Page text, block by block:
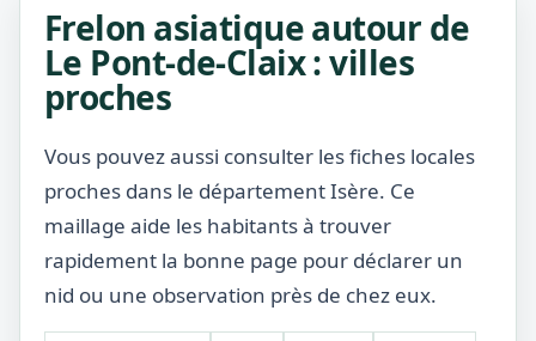
Frelon asiatique autour de
Le Pont-de-Claix : villes
proches
Vous pouvez aussi consulter les fiches locales
proches dans le département Isère. Ce
maillage aide les habitants à trouver
rapidement la bonne page pour déclarer un
nid ou une observation près de chez eux.